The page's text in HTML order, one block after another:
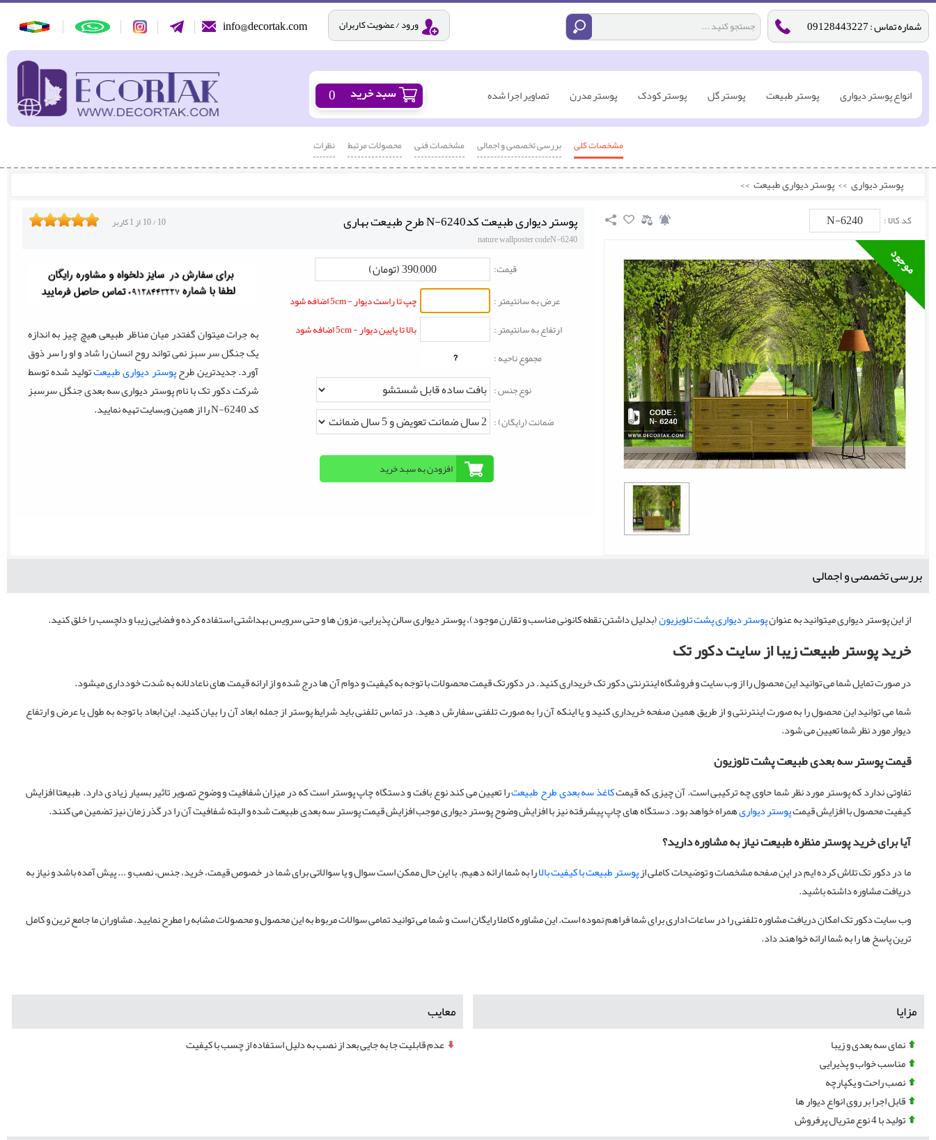
شماره تماس : 09128443227 info@decortak.com ورود / عضویت کاربران
انواع پوستر دیواری پوستر طبیعت پوستر گل پوستر کودک پوستر مدرن تصاویر اجرا شده 0
مشخصات کلی بررسی تخصصی و اجمالی مشخصات فنی محصولات مرتبط نظرات
پوستر دیواری >> پوستر دیواری طبیعت >>
کد کالا : N-6240 پوستر دیواری طبیعت کدN-6240 طرح طبیعت بهاری 10/10 از1کاربر
nature wallposter codeN-6240
قیمت: 390,000 (تومان)
عرض به سانتیمتر :
چپ تا راست دیوار - 5cm اضافه شود
ارتفاع به سانتیمتر :
بالا تا پایین دیوار - 5cm اضافه شود
مجموع ناحیه :
?
نوع جنس :
ضمانت (رایگان) :
به جرات میتوان گفتدر میان مناظر طبیعی هیچ چیز به اندازه
یک جنگل سر سبز نمی تواند روح انسان را شاد و او را سر ذوق
آورد. جدیدترین طرحپوستر دیواری طبیعتتولید شده توسط
شرکت دکور تک با نام پوستر دیواری سه بعدی جنگل سرسبز
کد N-6240 را از همین وبسایت تهیه نمایید.
بررسی تخصصی و اجمالی
از این پوستر دیواری میتوانید به عنوانپوستر دیواری پشت تلویزیون(بدلیل داشتن نقطه کانونی مناسب و تقارن موجود)، پوستر دیواری سالن پذیرایی، مزون ها و حتی سرویس بهداشتی استفاده کرده و فضایی زیبا و دلچسب را خلق کنید.
خرید پوستر طبیعت زیبا از سایت دکور تک
در صورت تمایل شما می توانید این محصول را از وب سایت و فروشگاه اینترنتی دکور تک خریداری کنید. در دکورتک قیمت محصولات با توجه به کیفیت و دوام آن ها درج شده و از ارائه قیمت های ناعادلانه به شدت خودداری میشود.
شما می توانید این محصول را به صورت اینترنتی و از طریق همین صفحه خریداری کنید و یا اینکه آن را به صورت تلفنی سفارش دهید. در تماس تلفنی باید شرایط پوستر از جمله ابعاد آن را بیان کنید. این ابعاد با توجه به طول یا عرض و ارتفاع
دیوار مورد نظر شما تعیین می شود.
قیمت پوستر سه بعدی طبیعت پشت تلوزیون
تفاوتی ندارد که پوستر مورد نظر شما حاوی چه ترکیبی است. آن چیزی که قیمتکاغذ سه بعدی طرح طبیعترا تعیین می کند نوع بافت و دستگاه چاپ پوستر است که در میزان شفافیت و وضوح تصویر تاثیر بسیار زیادی دارد. طبیعتا افزایش
کیفیت محصول با افزایش قیمتپوستر دیواریهمراه خواهد بود. دستگاه های چاپ پیشرفته نیز با افزایش وضوح پوستر دیواری موجب افزایش قیمت پوستر سه بعدی طبیعت شده و البته شفافیت آن را در گذر زمان نیز تضمین می کنند.
آیا برای خرید پوستر منظره طبیعت نیاز به مشاوره دارید؟
ما در دکور تک تلاش کرده ایم در این صفحه مشخصات و توضیحات کاملی ازپوستر طبیعت با کیفیت بالارا به شما ارائه دهیم. با این حال ممکن است سوال و یا سوالاتی برای شما در خصوص قیمت، خرید، جنس، نصب و ... پیش آمده باشد و نیاز به
دریافت مشاوره داشته باشید.
وب سایت دکور تک امکان دریافت مشاوره تلفنی را در ساعات اداری برای شما فراهم نموده است. این مشاوره کاملا رایگان است و شما می توانید تمامی سوالات مربوط به این محصول و محصولات مشابه را مطرح نمایید. مشاوران ما جامع ترین و کامل
ترین پاسخ ها را به شما ارائه خواهند داد.
مزایا
نمای سه بعدی و زیبا
مناسب خواب و پذیرایی
نصب راحت و یکپارچه
قابل اجرا بر روی انواع دیوار ها
تولید با 4 نوع متریال پرفروش
معایب
عدم قابلیت جا به جایی بعد از نصب به دلیل استفاده از چسب با کیفیت